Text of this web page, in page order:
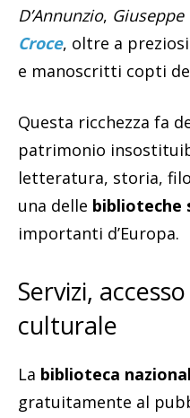
D’Annunzio, Giuseppe
Croce, oltre a
e manoscritti copti
Questa ricchezza fa
patrimonio
letteratura, storia,
una delle biblioteche
importanti d’Europa.
Servizi,
culturale
La biblioteca
gratuitamente al